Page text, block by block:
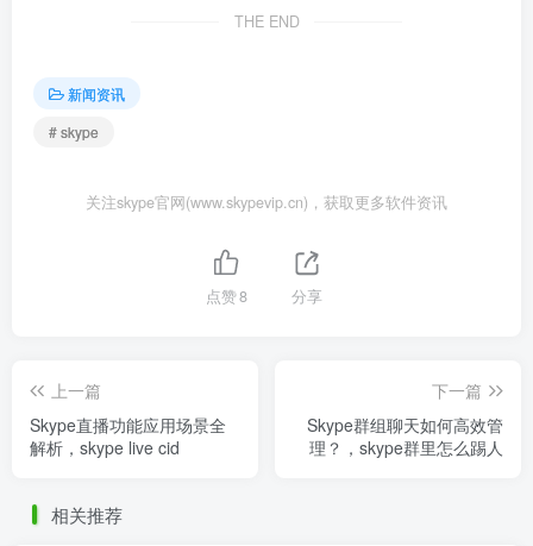
THE END
新闻资讯
# skype
关注skype官网(www.skypevip.cn)，获取更多软件资讯
点赞8 分享
上一篇
Skype直播功能应用场景全
解析，skype live cid
下一篇
Skype群组聊天如何高效管
理？，skype群里怎么踢人
相关推荐